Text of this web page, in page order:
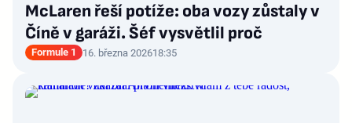
McLaren řeší potíže: oba vozy zůstaly v
Číně v garáži. Šéf vysvětlil proč
Formule 1 16. března 202618:35